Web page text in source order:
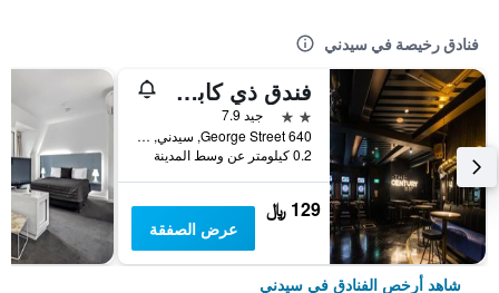
فنادق رخيصة في سيدني
فندق ذي كابسول
2 نجمتين
جيد 7.9
640 George Street, سيدني, NSW, أستراليا
0.2 كيلومتر عن وسط المدينة
129 ﷼
عرض الصفقة
شاهد أرخص الفنادق في سيدني